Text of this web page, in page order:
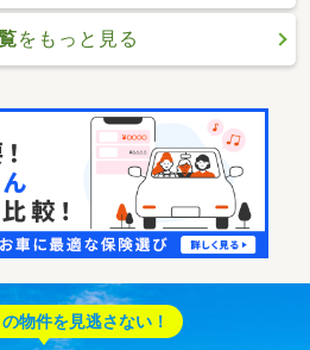
をもっと見る
物件を見逃さない！